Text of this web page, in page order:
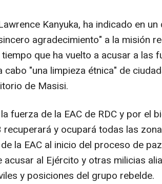
Kanyuka, ha indicado en
agradecimiento" a la misión
que ha vuelto a acusar a las
cabo "una limpieza étnica" de
de Masisi.
fuerza de la EAC de RDC y por el
y ocupará todas las
la EAC al inicio del proceso de
acusar al Ejército y otras milicias
y posiciones del grupo rebelde.